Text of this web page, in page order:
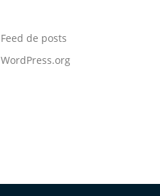
Feed de posts
WordPress.org